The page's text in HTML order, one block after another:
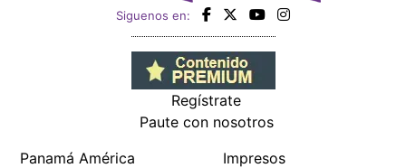
Siguenos en:
Regístrate
Paute con nosotros
Panamá América
Impresos